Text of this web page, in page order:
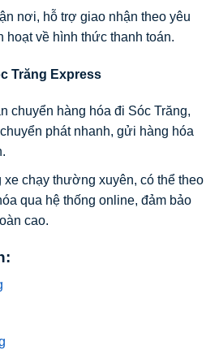
nơi, hỗ trợ giao nhận theo yêu
hoạt về hình thức thanh toán.
Trăng Express
chuyển hàng hóa đi Sóc Trăng,
phát nhanh, gửi hàng hóa
xe chạy thường xuyên, có thể theo
qua hệ thống online, đảm bảo
cao.